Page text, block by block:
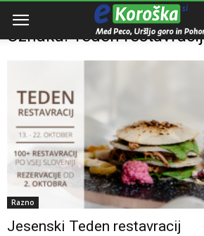
Domov Teden restavracij
Oznaka: Teden restavracij
Razno
Jesenski Teden restavracij